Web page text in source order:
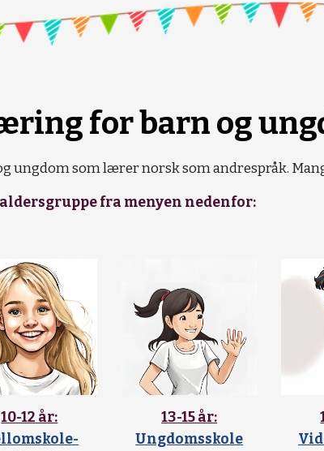
for barn og
ungdom som lærer norsk som andrespråk.
fra menyen nedenfor:
10-12 år:
13-15 år:
Ungdomsskole